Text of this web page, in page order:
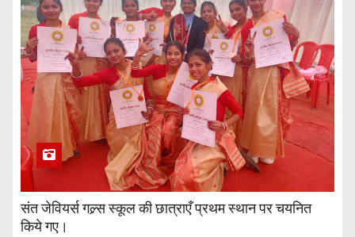
संत जेवियर्स गल्र्स स्कूल की छात्र‌ाएँ प्रथम स्थान पर चयनित
किये गए।